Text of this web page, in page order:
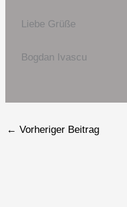
Liebe Grüße
Bogdan Ivascu
← Vorheriger Beitrag